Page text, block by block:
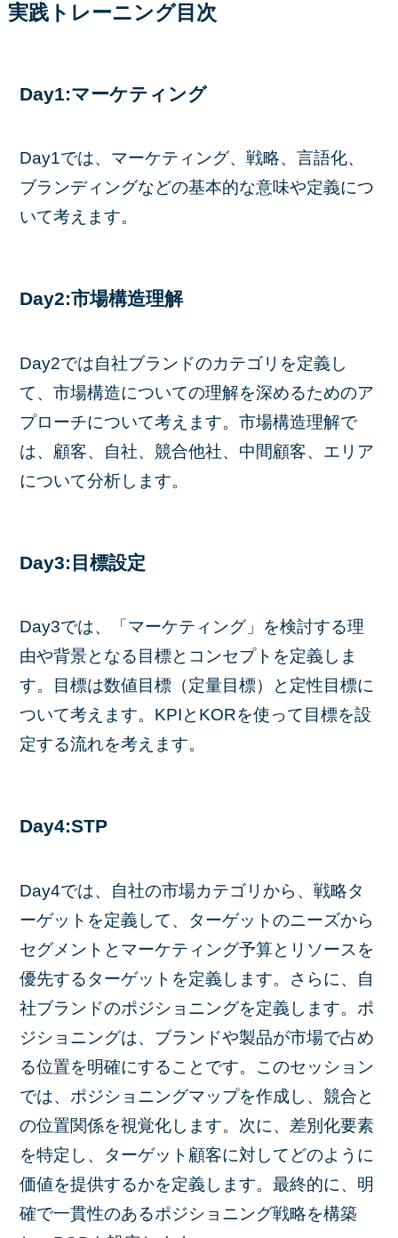
実践トレーニング目次
Day1:マーケティング
Day1では、マーケティング、戦略、言語化、
ブランディングなどの基本的な意味や定義につ
いて考えます。
Day2:市場構造理解
Day2では自社ブランドのカテゴリを定義し
て、市場構造についての理解を深めるためのア
プローチについて考えます。市場構造理解で
は、顧客、自社、競合他社、中間顧客、エリア
について分析します。
Day3:目標設定
Day3では、「マーケティング」を検討する理
由や背景となる目標とコンセプトを定義しま
す。目標は数値目標（定量目標）と定性目標に
ついて考えます。KPIとKORを使って目標を設
定する流れを考えます。
Day4:STP
Day4では、自社の市場カテゴリから、戦略タ
ーゲットを定義して、ターゲットのニーズから
セグメントとマーケティング予算とリソースを
優先するターゲットを定義します。さらに、自
社ブランドのポジショニングを定義します。ポ
ジショニングは、ブランドや製品が市場で占め
る位置を明確にすることです。このセッション
では、ポジショニングマップを作成し、競合と
の位置関係を視覚化します。次に、差別化要素
を特定し、ターゲット顧客に対してどのように
価値を提供するかを定義します。最終的に、明
確で一貫性のあるポジショニング戦略を構築